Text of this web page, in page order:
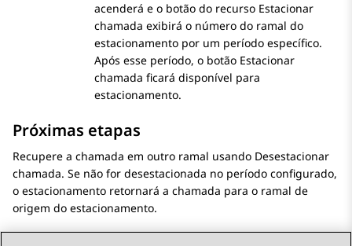
acenderá e o botão do recurso Estacionar
chamada exibirá o número do ramal do
estacionamento por um período específico.
Após esse período, o botão Estacionar
chamada ficará disponível para
estacionamento.
Próximas etapas
Recupere a chamada em outro ramal usando Desestacionar
chamada. Se não for desestacionada no período configurado,
o estacionamento retornará a chamada para o ramal de
origem do estacionamento.